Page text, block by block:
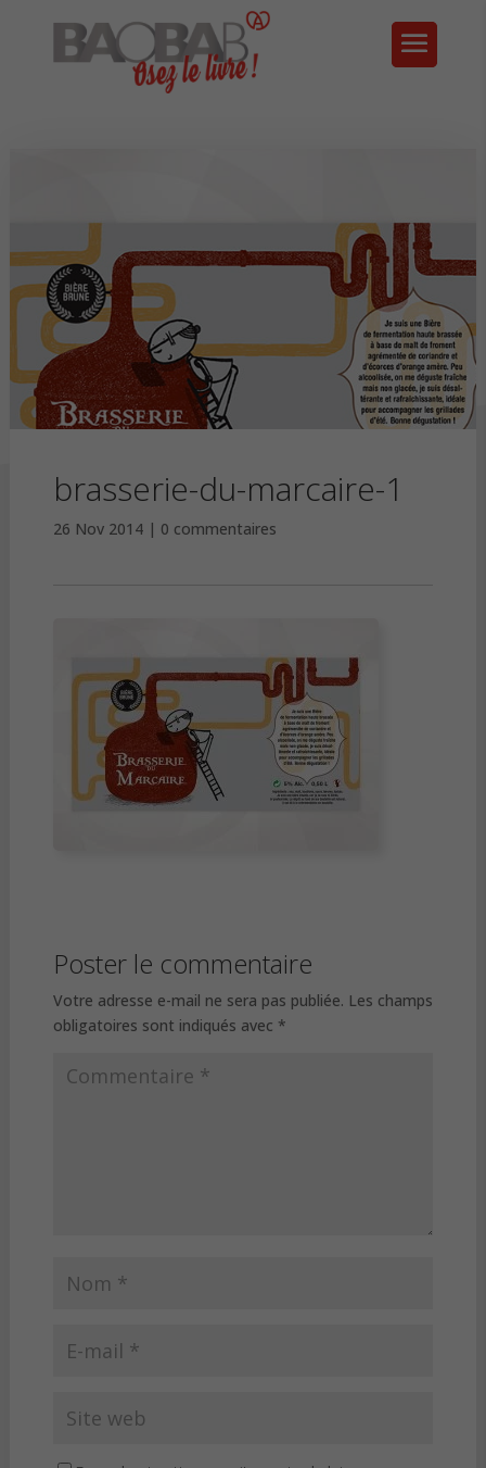
brasserie-du-marcaire-1
26 Nov 2014 0 commentaires
Poster le commentaire
Votre adresse e-mail ne sera pas publiée. Les champs
obligatoires sont indiqués avec *